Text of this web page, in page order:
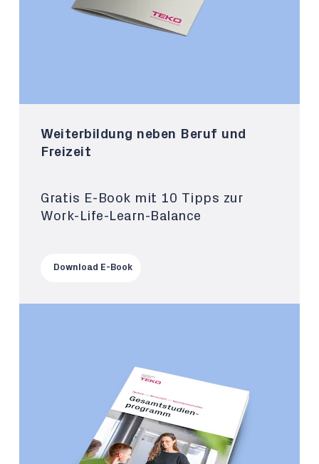
Weiterbildung neben Beruf und
Freizeit
Gratis E-Book mit 10 Tipps zur
Work-Life-Learn-Balance
Download E-Book